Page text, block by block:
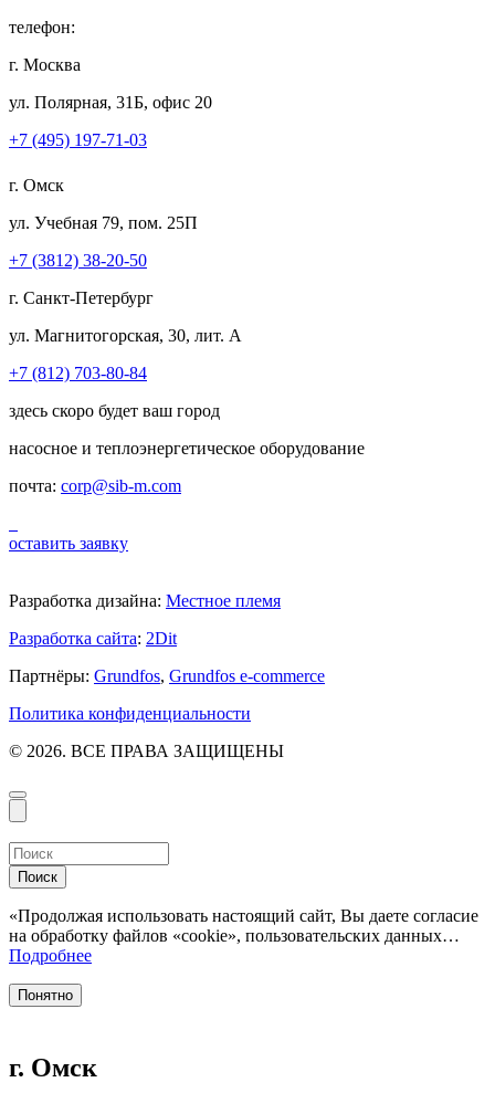
телефон:
г. Москва
ул. Полярная, 31Б, офис 20
+7 (495) 197-71-03
г. Омск
ул. Учебная 79, пом. 25П
+7 (3812) 38-20-50
г. Санкт-Петербург
ул. Магнитогорская, 30, лит. А
+7 (812) 703-80-84
здесь скоро будет ваш город
насосное и теплоэнергетическое оборудование
почта: corp@sib-m.com
оставить заявку
Разработка дизайна: Местное племя
Разработка сайта: 2Dit
Партнёры: Grundfos, Grundfos e-commerce
Политика конфиденциальности
© 2026. ВСЕ ПРАВА ЗАЩИЩЕНЫ
Поиск
«Продолжая использовать настоящий сайт, Вы даете согласие
на обработку файлов «cookie», пользовательских данных…
Подробнее
Понятно
г. Омск